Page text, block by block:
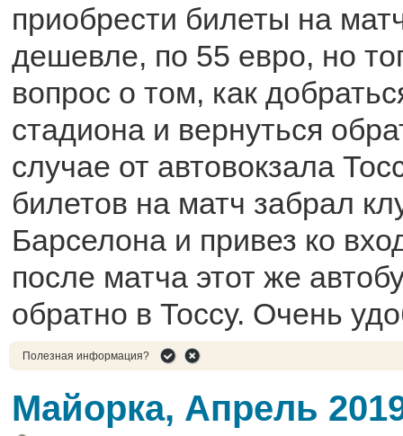
приобрести билеты на
дешевле, по 55 евро, но
вопрос о том, как
стадиона и вернуться
случае от автовокзала
билетов на матч забрал
Барселона и привез ко
после матча этот же
обратно в Тоссу. Очень
Полезная информация?
Майорка, Апрель